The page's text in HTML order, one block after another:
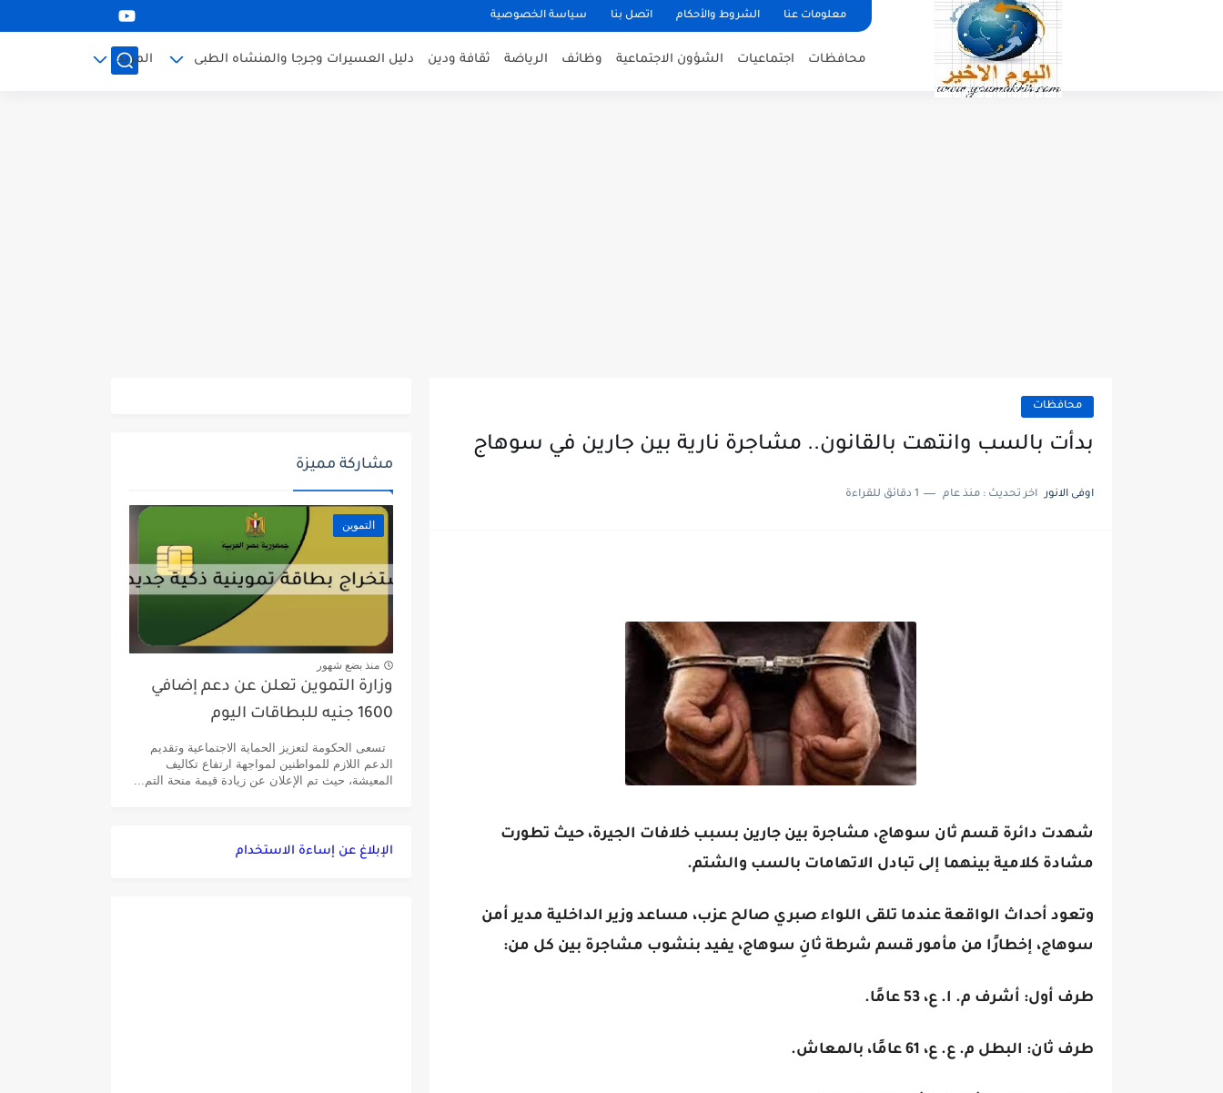
معلومات عنا الشروط والأحكام اتصل بنا سياسة الخصوصية
محافظات اجتماعيات الشؤون الاجتماعية وظائف الرياضة ثقافة ودين دليل العسيرات وجرجا والمنشاه الطبى المزيد
محافظات
بدأت بالسب وانتهت بالقانون.. مشاجرة نارية بين جارين في سوهاج
اوفى الانور اخر تحديث : منذ عام 1 دقائق للقراءة
شهدت دائرة قسم ثان سوهاج، مشاجرة بين جارين بسبب خلافات الجيرة، حيث تطورت
مشادة كلامية بينهما إلى تبادل الاتهامات بالسب والشتم.
وتعود أحداث الواقعة عندما تلقى اللواء صبري صالح عزب، مساعد وزير الداخلية مدير أمن
سوهاج، إخطارًا من مأمور قسم شرطة ثانِ سوهاج، يفيد بنشوب مشاجرة بين كل من:
طرف أول: أشرف م. ا. ع، 53 عامًا.
طرف ثان: البطل م. ع. ع، 61 عامًا، بالمعاش.
مشاركة مميزة
التموين
منذ بضع شهور
وزارة التموين تعلن عن دعم إضافي
1600 جنيه للبطاقات اليوم
تسعى الحكومة لتعزيز الحماية الاجتماعية وتقديم
الدعم اللازم للمواطنين لمواجهة ارتفاع تكاليف
المعيشة، حيث تم الإعلان عن زيادة قيمة منحة التم...
الإبلاغ عن إساءة الاستخدام